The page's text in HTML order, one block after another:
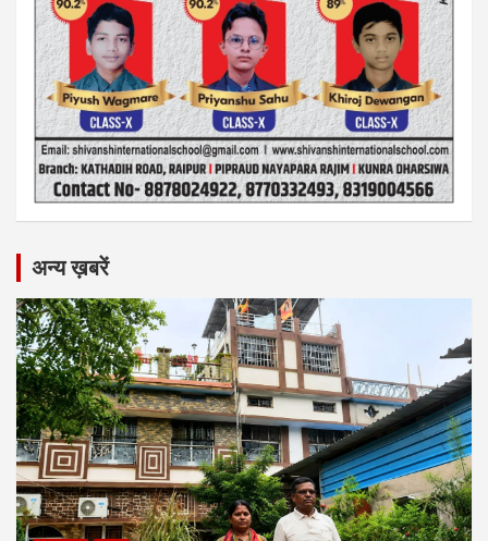
अन्य ख़बरें